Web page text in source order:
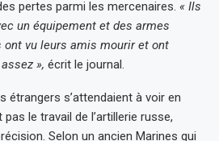
pertes parmi les mercenaires. « Ils
un équipement et des armes
vu leurs amis mourir et ont
», écrit le journal.
étrangers s’attendaient à voir en
le travail de l’artillerie russe,
Selon un ancien Marines qui